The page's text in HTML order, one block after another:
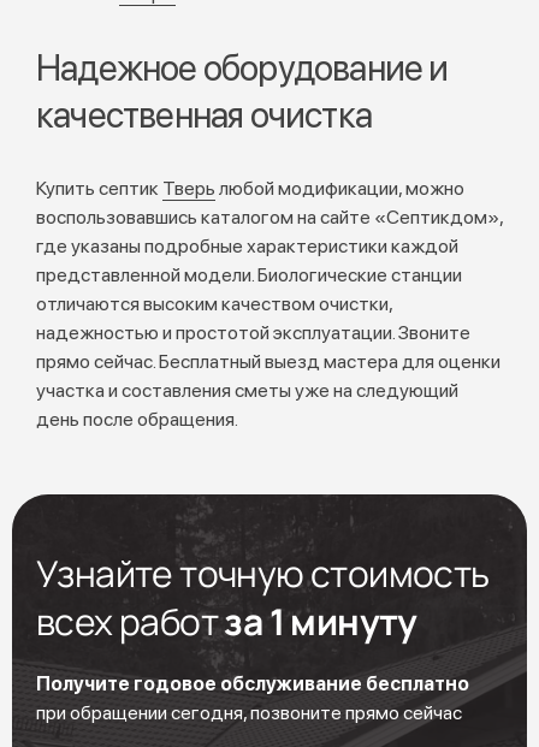
Надежное оборудование и
качественная очистка
Купить септик Тверь любой модификации, можно
воспользовавшись каталогом на сайте «Септикдом»,
где указаны подробные характеристики каждой
представленной модели. Биологические станции
отличаются высоким качеством очистки,
надежностью и простотой эксплуатации. Звоните
прямо сейчас. Бесплатный выезд мастера для оценки
участка и составления сметы уже на следующий
день после обращения.
Узнайте точную стоимость
всех работза 1 минуту
Получите годовое обслуживание бесплатно
при обращении сегодня, позвоните прямо сейчас